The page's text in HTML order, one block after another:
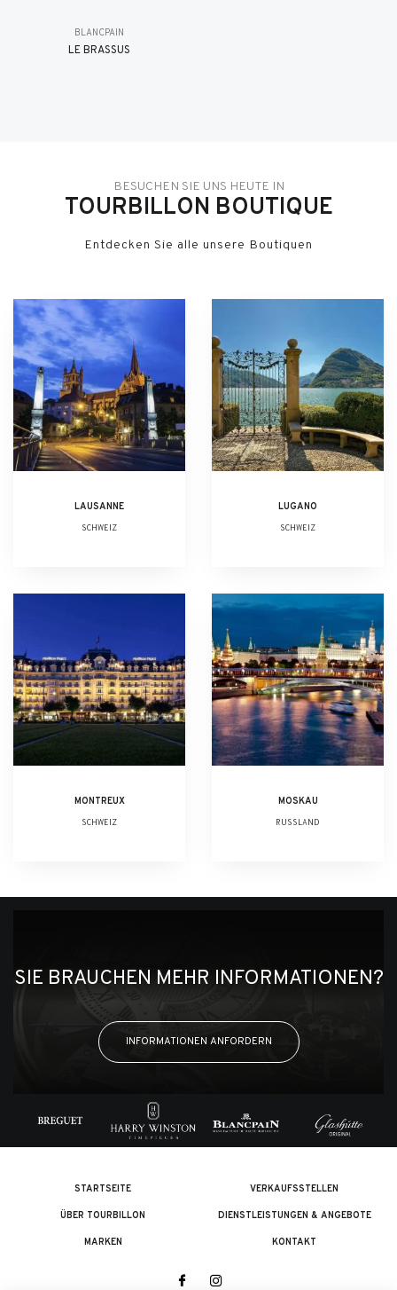
BLANCPAIN
LE BRASSUS
BESUCHEN SIE UNS HEUTE IN
TOURBILLON BOUTIQUE
Entdecken Sie alle unsere Boutiquen
LAUSANNE
SCHWEIZ
LUGANO
SCHWEIZ
MONTREUX
SCHWEIZ
MOSKAU
RUSSLAND
SIE BRAUCHEN MEHR INFORMATIONEN?
INFORMATIONEN ANFORDERN
STARTSEITE
ÜBER TOURBILLON
MARKEN
VERKAUFSSTELLEN
DIENSTLEISTUNGEN & ANGEBOTE
KONTAKT